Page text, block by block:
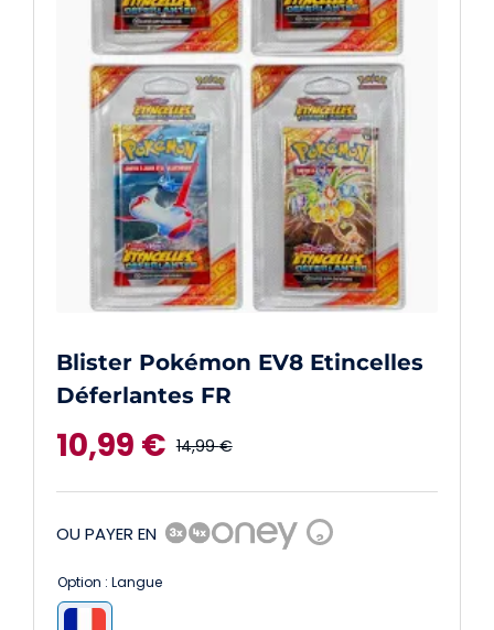
Blister Pokémon EV8 Etincelles
Déferlantes FR
14,99€
prix
initial
10,99 €
prix
actuel
OU PAYER EN ?
Option : Langue